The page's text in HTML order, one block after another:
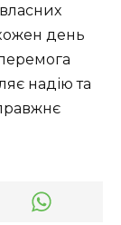
день
надію та